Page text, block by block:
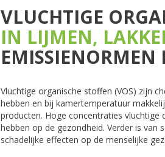
VLUCHTIGE
IN LIJMEN,
EMISSIENORMEN
Vluchtige organische stoffen (VOS) zijn
hebben en bij kamertemperatuur
producten. Hoge concentraties vluchtige
hebben op de gezondheid. Verder is
schadelijke effecten op de menselijke